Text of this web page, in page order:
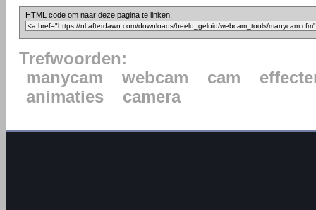
HTML code om naar deze pagina te linken:
Trefwoorden:
manycam
webcam cam
animaties
camera